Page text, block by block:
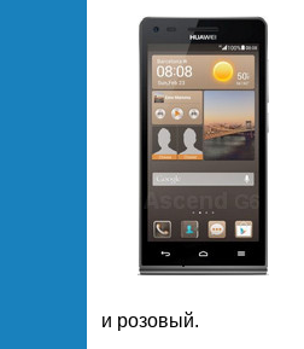
и розовый.